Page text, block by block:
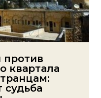
против
квартала
судьба